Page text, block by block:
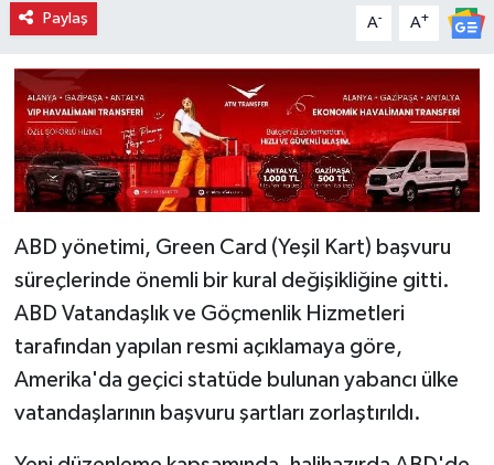
Paylaş A- A+
ABD yönetimi, Green Card (Yeşil Kart) başvuru
süreçlerinde önemli bir kural değişikliğine gitti.
ABD Vatandaşlık ve Göçmenlik Hizmetleri
tarafından yapılan resmi açıklamaya göre,
Amerika'da geçici statüde bulunan yabancı ülke
vatandaşlarının başvuru şartları zorlaştırıldı.